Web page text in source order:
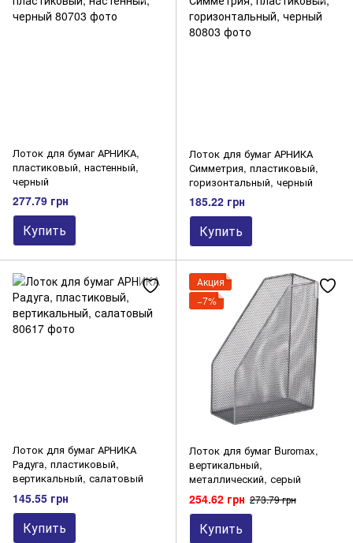
Лоток для бумаг АРНИКА,
пластиковый, настенный,
черный
277.79 грн
Купить
Лоток для бумаг АРНИКА
Симметрия, пластиковый,
горизонтальный, черный
185.22 грн
Купить
Лоток для бумаг АРНИКА
Радуга, пластиковый,
вертикальный, салатовый
145.55 грн
Купить
Акция
−7%
Лоток для бумаг Buromax,
вертикальный,
металлический, серый
254.62 грн 273.79 грн
Купить